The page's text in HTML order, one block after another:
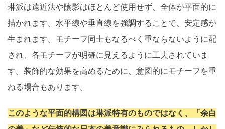
琳派は遠近法や陰影はほとんど使用せず、全体が平面的に
描かれます。水平線や垂直線を強調することで、安定感が
生まれます。モチーフ同士もなるべく重ならないように配
され、各モチーフが明確に見えるように工夫されていま
す。装飾的な効果を高めるために、意図的にモチーフを重
ねる場合もあります。
このような平面的構図は琳派特有のものではなく、「余白